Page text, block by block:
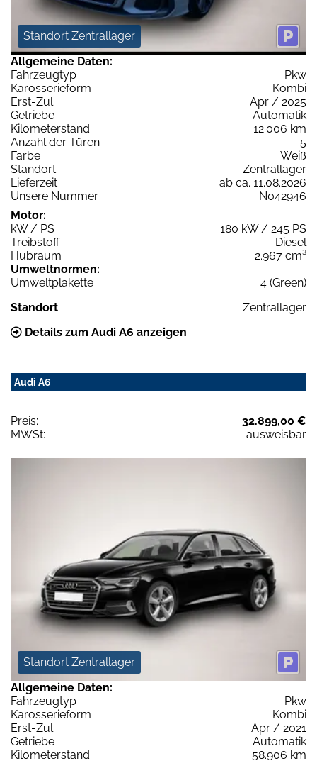
Standort Zentrallager
Allgemeine Daten:
Fahrzeugtyp
Pkw
Karosserieform
Kombi
Erst-Zul.
Apr / 2025
Getriebe
Automatik
Kilometerstand
12.006 km
Anzahl der Türen
5
Farbe
Weiß
Standort
Zentrallager
Lieferzeit
ab ca. 11.08.2026
Unsere Nummer
N042946
Motor:
kW / PS
180 kW / 245 PS
Treibstoff
Diesel
Hubraum
2.967 cm³
Umweltnormen:
Umweltplakette
4 (Green)
Standort
Zentrallager
Details zum Audi A6 anzeigen
Audi A6
Preis:
32.899,00 €
MWSt:
ausweisbar
Standort Zentrallager
Allgemeine Daten:
Fahrzeugtyp
Pkw
Karosserieform
Kombi
Erst-Zul.
Apr / 2021
Getriebe
Automatik
Kilometerstand
58.906 km